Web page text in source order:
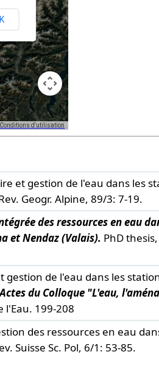
Conditions d'utilisation
et gestion de l'eau dans les
Geogr. Alpine, 89/3: 7-19.
des ressources en eau
et Nendaz (Valais). PhD
de l'eau dans les
Actes du Colloque "L'eau,
l'Eau. 199-208
des ressources en eau
Suisse Sc. Pol, 6/1: 53-85.